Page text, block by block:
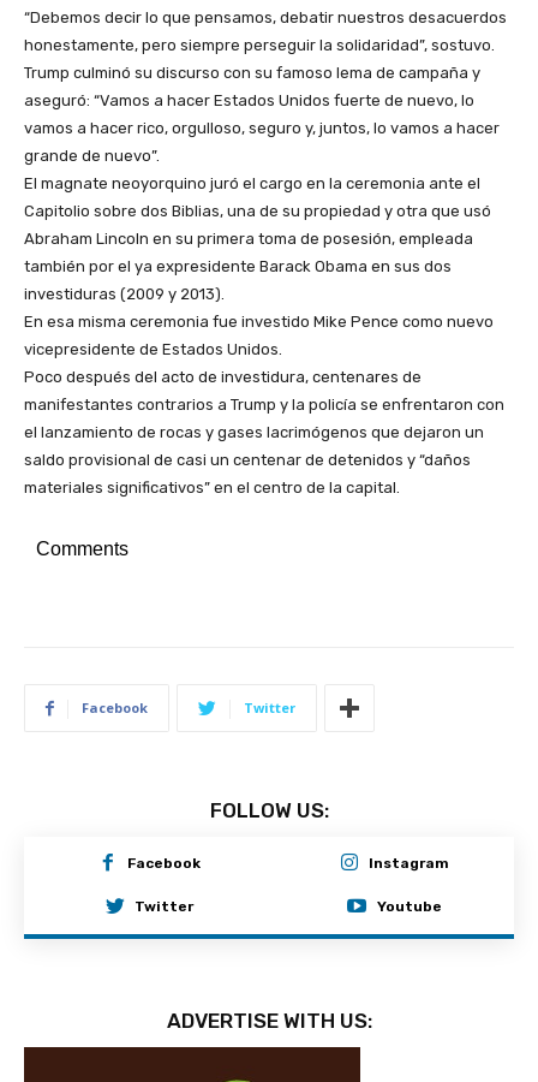
“Debemos decir lo que pensamos, debatir nuestros desacuerdos
honestamente, pero siempre perseguir la solidaridad”, sostuvo.
Trump culminó su discurso con su famoso lema de campaña y
aseguró: “Vamos a hacer Estados Unidos fuerte de nuevo, lo
vamos a hacer rico, orgulloso, seguro y, juntos, lo vamos a hacer
grande de nuevo”.
El magnate neoyorquino juró el cargo en la ceremonia ante el
Capitolio sobre dos Biblias, una de su propiedad y otra que usó
Abraham Lincoln en su primera toma de posesión, empleada
también por el ya expresidente Barack Obama en sus dos
investiduras (2009 y 2013).
En esa misma ceremonia fue investido Mike Pence como nuevo
vicepresidente de Estados Unidos.
Poco después del acto de investidura, centenares de
manifestantes contrarios a Trump y la policía se enfrentaron con
el lanzamiento de rocas y gases lacrimógenos que dejaron un
saldo provisional de casi un centenar de detenidos y “daños
materiales significativos” en el centro de la capital.
Comments
Facebook Twitter
FOLLOW US:
Facebook Instagram
Twitter Youtube
ADVERTISE WITH US: